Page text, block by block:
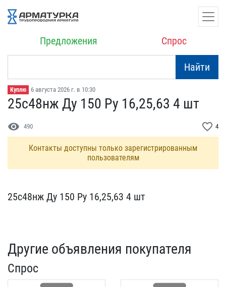
Предложения Спрос
Найти
Куплю 6 августа 2026 г. в 10:30
25с48нж Ду 150 Ру 16,25,​63 4 шт
visibility 490 favorite_border 4
Контакты доступны только зарегистрированным
пользователям
25с48нж Ду 150 Ру 16,25,​63 4 шт
Другие объявления покупателя
Спрос